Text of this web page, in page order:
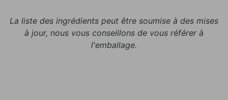
La liste des ingrédients peut être soumise à des mises
à jour, nous vous conseillons de vous référer à
l'emballage.